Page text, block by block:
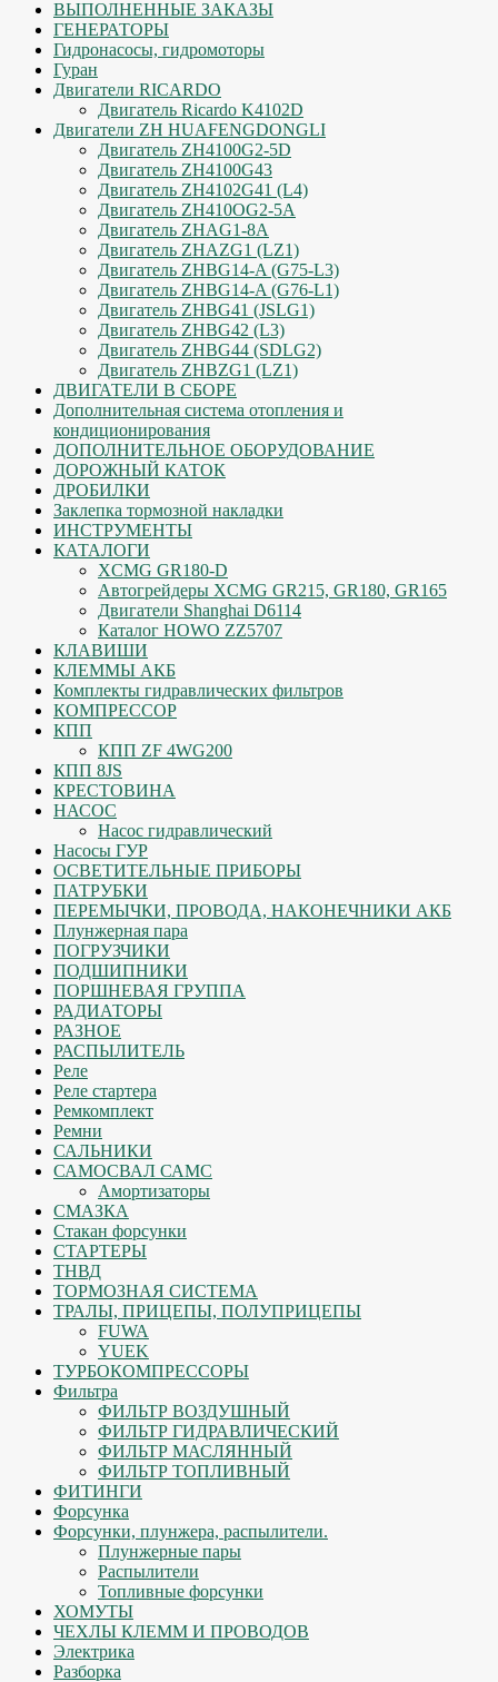
ВЫПОЛНЕННЫЕ ЗАКАЗЫ
ГЕНЕРАТОРЫ
Гидронасосы, гидромоторы
Гуран
Двигатели RICARDO
Двигатель Ricardo K4102D
Двигатели ZH HUAFENGDONGLI
Двигатель ZH4100G2-5D
Двигатель ZH4100G43
Двигатель ZH4102G41 (L4)
Двигатель ZH410OG2-5A
Двигатель ZHAG1-8A
Двигатель ZHAZG1 (LZ1)
Двигатель ZHBG14-A (G75-L3)
Двигатель ZHBG14-A (G76-L1)
Двигатель ZHBG41 (JSLG1)
Двигатель ZHBG42 (L3)
Двигатель ZHBG44 (SDLG2)
Двигатель ZHBZG1 (LZ1)
ДВИГАТЕЛИ В СБОРЕ
Дополнительная система отопления и
кондиционирования
ДОПОЛНИТЕЛЬНОЕ ОБОРУДОВАНИЕ
ДОРОЖНЫЙ КАТОК
ДРОБИЛКИ
Заклепка тормозной накладки
ИНСТРУМЕНТЫ
КАТАЛОГИ
XCMG GR180-D
Автогрейдеры XCMG GR215, GR180, GR165
Двигатели Shanghai D6114
Каталог HOWO ZZ5707
КЛАВИШИ
КЛЕММЫ АКБ
Комплекты гидравлических фильтров
КОМПРЕССОР
КПП
КПП ZF 4WG200
КПП 8JS
КРЕСТОВИНА
НАСОС
Насос гидравлический
Насосы ГУР
ОСВЕТИТЕЛЬНЫЕ ПРИБОРЫ
ПАТРУБКИ
ПЕРЕМЫЧКИ, ПРОВОДА, НАКОНЕЧНИКИ АКБ
Плунжерная пара
ПОГРУЗЧИКИ
ПОДШИПНИКИ
ПОРШНЕВАЯ ГРУППА
РАДИАТОРЫ
РАЗНОЕ
РАСПЫЛИТЕЛЬ
Реле
Реле стартера
Ремкомплект
Ремни
САЛЬНИКИ
САМОСВАЛ САМС
Амортизаторы
СМАЗКА
Стакан форсунки
СТАРТЕРЫ
ТНВД
ТОРМОЗНАЯ СИСТЕМА
ТРАЛЫ, ПРИЦЕПЫ, ПОЛУПРИЦЕПЫ
FUWA
YUEK
ТУРБОКОМПРЕССОРЫ
Фильтра
ФИЛЬТР ВОЗДУШНЫЙ
ФИЛЬТР ГИДРАВЛИЧЕСКИЙ
ФИЛЬТР МАСЛЯННЫЙ
ФИЛЬТР ТОПЛИВНЫЙ
ФИТИНГИ
Форсунка
Форсунки, плунжера, распылители.
Плунжерные пары
Распылители
Топливные форсунки
ХОМУТЫ
ЧЕХЛЫ КЛЕММ И ПРОВОДОВ
Электрика
Разборка